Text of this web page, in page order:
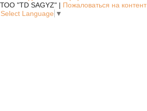
ТОО "TD SAGYZ" | Пожаловаться на контент
Select Language ▼